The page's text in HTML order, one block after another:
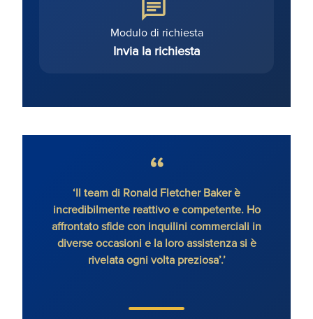
Modulo di richiesta
Invia la richiesta
‘Il team di Ronald Fletcher Baker è
incredibilmente reattivo e competente. Ho
affrontato sfide con inquilini commerciali in
diverse occasioni e la loro assistenza si è
rivelata ogni volta preziosa’.’